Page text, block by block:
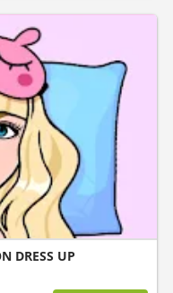
DRESS UP